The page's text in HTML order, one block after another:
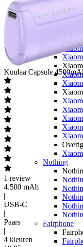
Xiaomi
Nothing
Fairphone
Kuulaa Capsule
1 review
4.500 mAh
|
USB-C
|
Paars
|
4 kleuren